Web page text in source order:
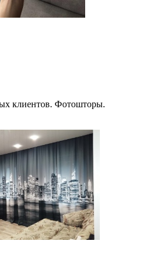
клиентов. Фотошторы.